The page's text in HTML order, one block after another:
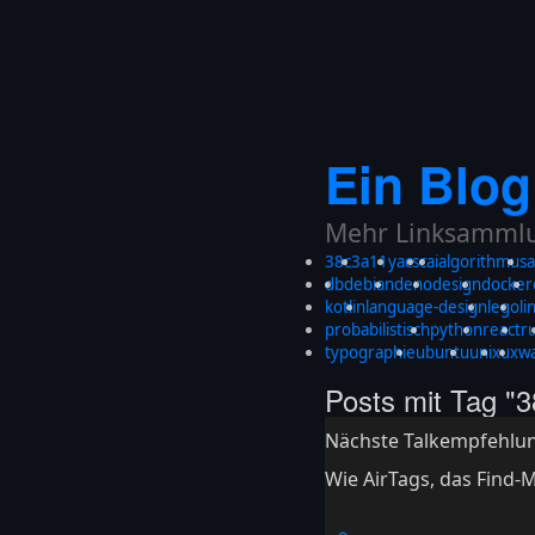
Ein Blog
Mehr
38c3a11yacscaialgorithmus
dbdebiandenodesigndocker
kotlinlanguage-designlego
probabilistischpythonreact
typographieubuntuunixux
Posts mit Tag
Nächste
Wie AirTags, das